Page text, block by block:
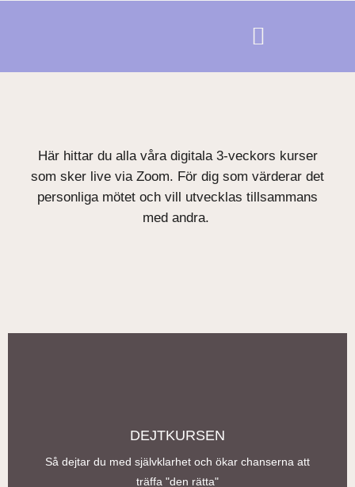
Här hittar du alla våra digitala 3-veckors kurser
som sker live via Zoom. För dig som värderar det
personliga mötet och vill utvecklas tillsammans
med andra.
DEJTKURSEN
Så dejtar du med självklarhet och ökar chanserna att
träffa "den rätta"